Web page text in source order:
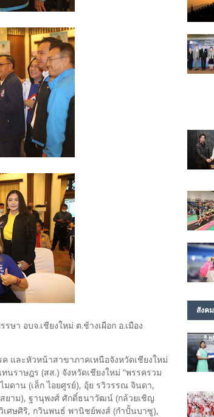
า อบจ.เชียงใหม่ ต.ช้างเผือก อ.เมือง
และหัวหน้าสาขาภาคเหนือจังหวัดเชียงใหม่
ราษฎร (สส.) จังหวัดเชียงใหม่ “พรรครวม
ดาน (เล็ก ไอยศูรย์), อุ้ย รวิวรรณ จินดา,
ยาม), ฐานุพงศ์ ศักดิ์ธนาวัฒน์ (กล้วยเชิญ
ศษศิริ, กวินพนธ์ พานิชย์พงส์ (กำปั้นบาซู),
สังคม